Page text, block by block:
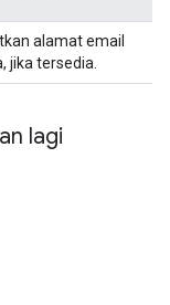
alamat email
jika tersedia.
lagi